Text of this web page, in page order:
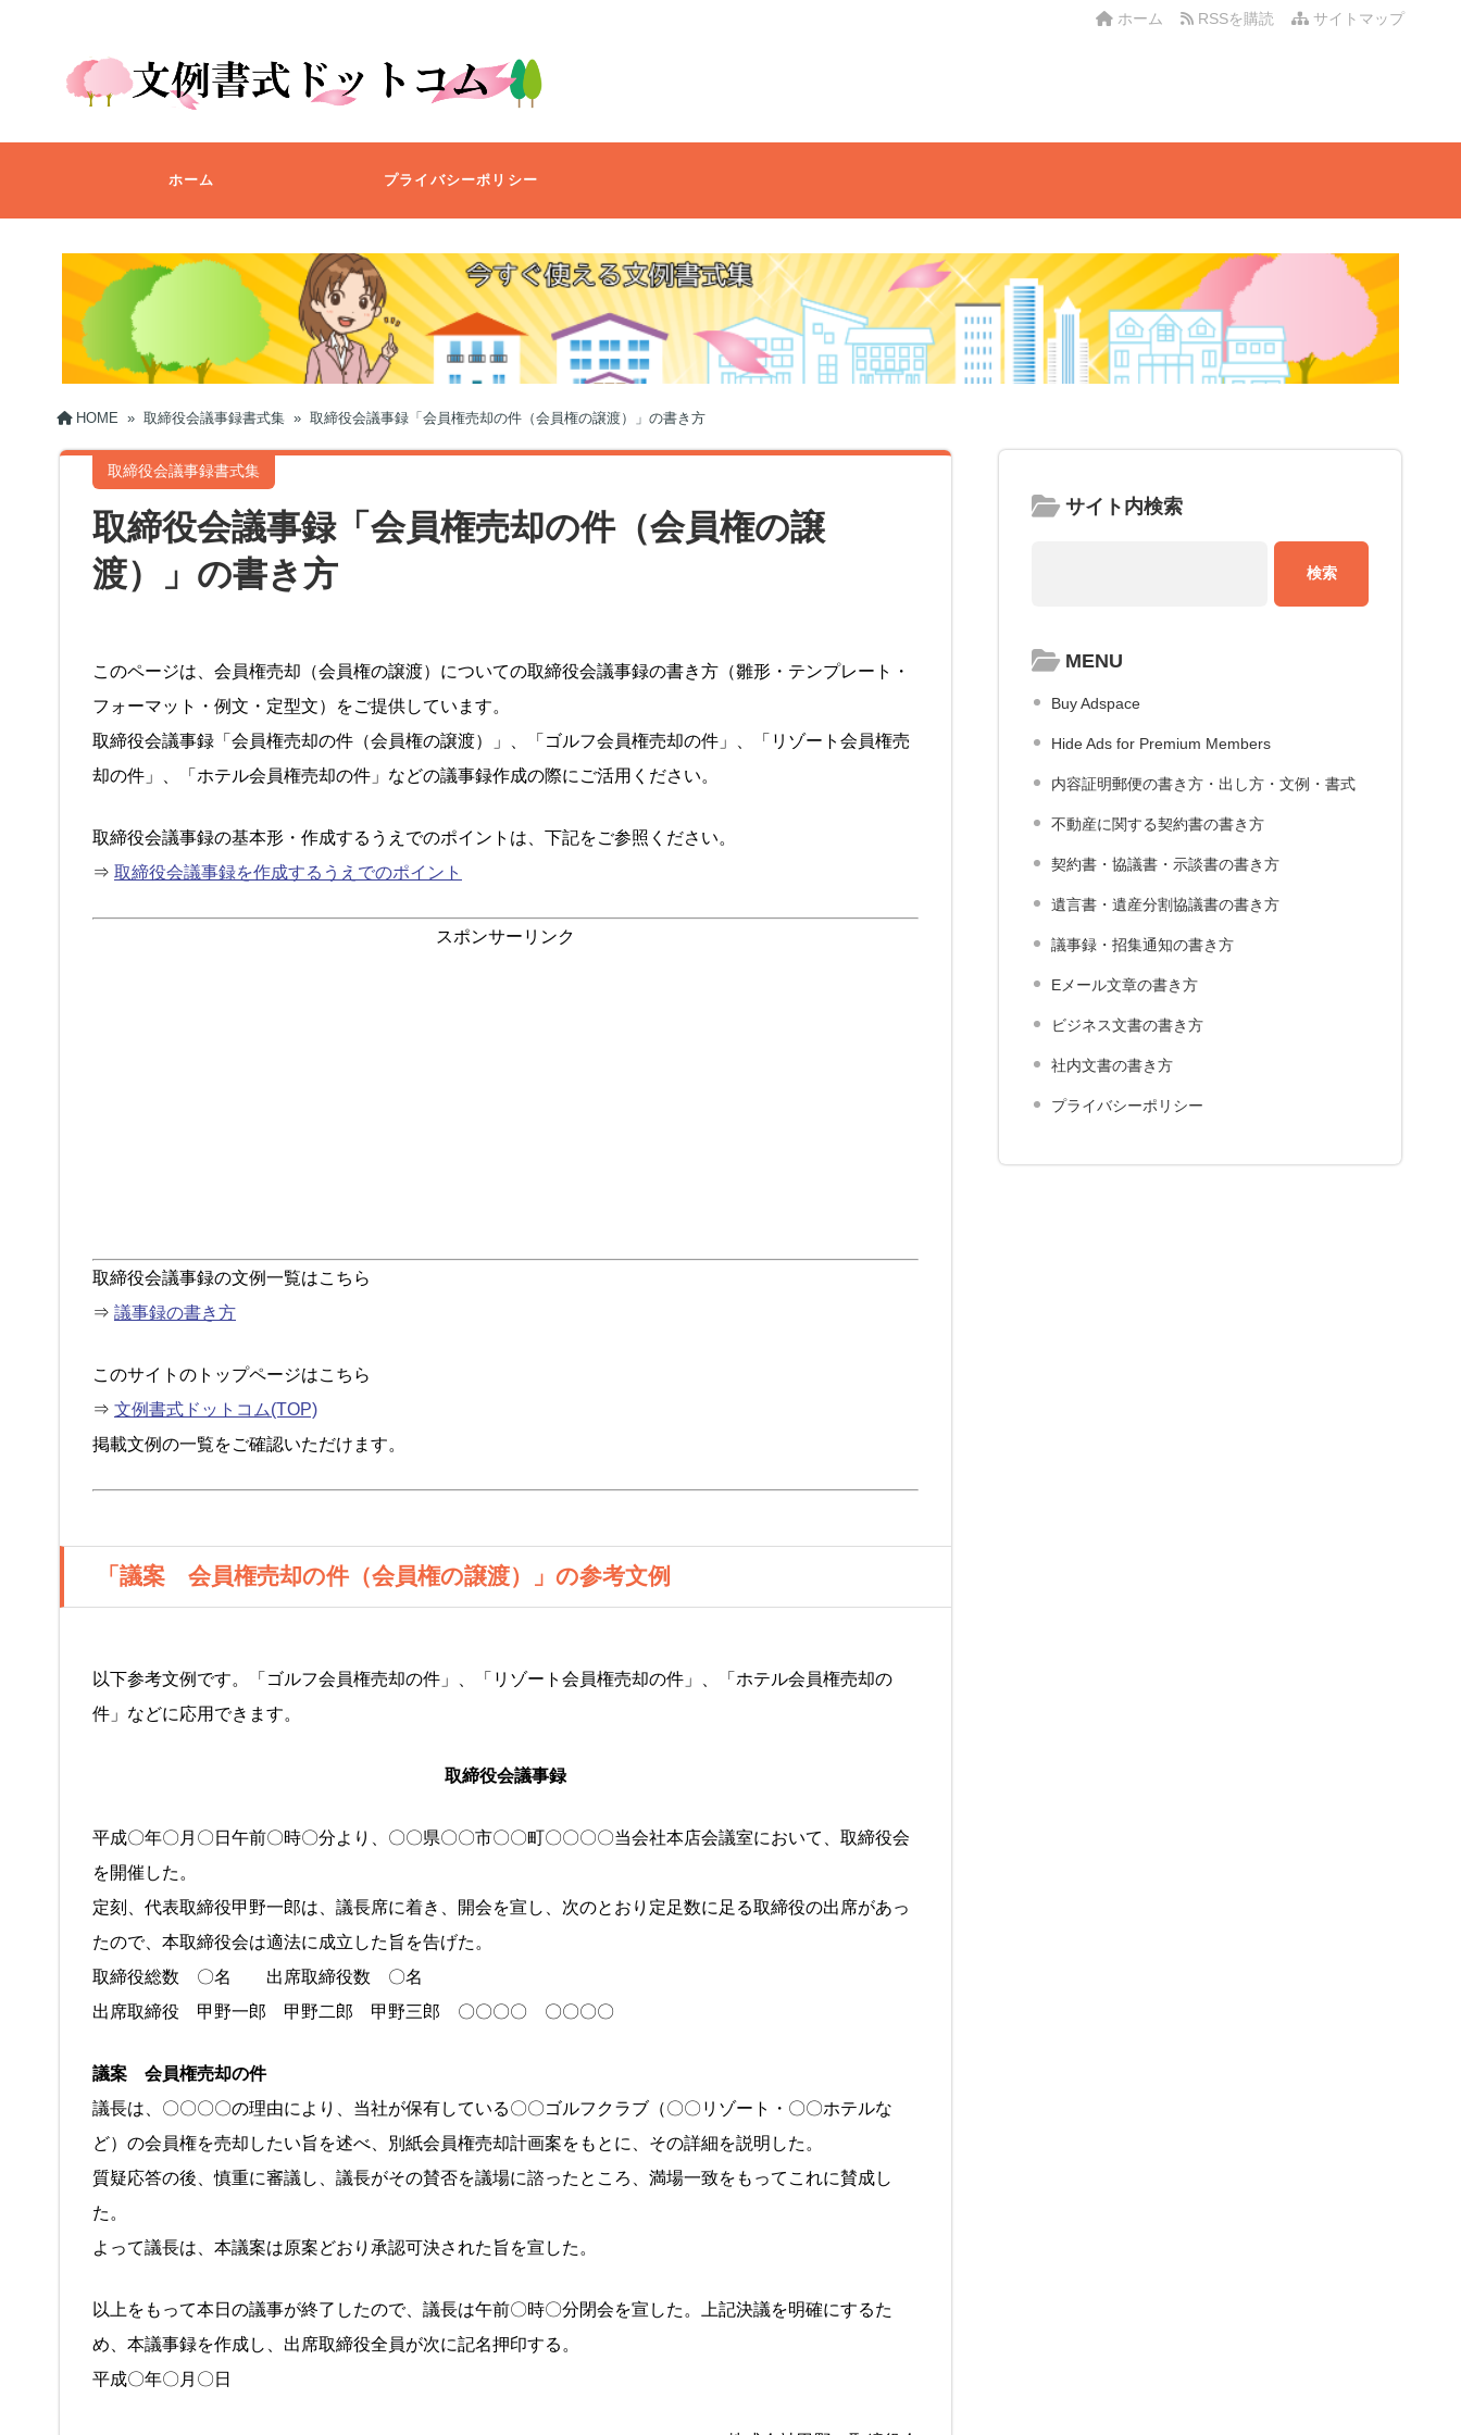
サイトマップ
RSSを購読
ホーム
ホーム プライバシーポリシー
HOME » 取締役会議事録書式集 » 取締役会議事録「会員権売却の件（会員権の譲渡）」の書き方
取締役会議事録書式集
取締役会議事録「会員権売却の件（会員権の譲
渡）」の書き方
このページは、会員権売却（会員権の譲渡）についての取締役会議事録の書き方（雛形・テンプレート・
フォーマット・例文・定型文）をご提供しています。
取締役会議事録「会員権売却の件（会員権の譲渡）」、「ゴルフ会員権売却の件」、「リゾート会員権売
却の件」、「ホテル会員権売却の件」などの議事録作成の際にご活用ください。
取締役会議事録の基本形・作成するうえでのポイントは、下記をご参照ください。
⇒ 取締役会議事録を作成するうえでのポイント
スポンサーリンク
取締役会議事録の文例一覧はこちら
⇒ 議事録の書き方
このサイトのトップページはこちら
⇒ 文例書式ドットコム(TOP)
掲載文例の一覧をご確認いただけます。
「議案 会員権売却の件（会員権の譲渡）」の参考文例
以下参考文例です。「ゴルフ会員権売却の件」、「リゾート会員権売却の件」、「ホテル会員権売却の
件」などに応用できます。
取締役会議事録
平成〇年〇月〇日午前〇時〇分より、〇〇県〇〇市〇〇町〇〇〇〇当会社本店会議室において、取締役会
を開催した。
定刻、代表取締役甲野一郎は、議長席に着き、開会を宣し、次のとおり定足数に足る取締役の出席があっ
たので、本取締役会は適法に成立した旨を告げた。
取締役総数 〇名 出席取締役数 〇名
出席取締役 甲野一郎 甲野二郎 甲野三郎 〇〇〇〇 〇〇〇〇
議案 会員権売却の件
議長は、〇〇〇〇の理由により、当社が保有している〇〇ゴルフクラブ（〇〇リゾート・〇〇ホテルな
ど）の会員権を売却したい旨を述べ、別紙会員権売却計画案をもとに、その詳細を説明した。
質疑応答の後、慎重に審議し、議長がその賛否を議場に諮ったところ、満場一致をもってこれに賛成し
た。
よって議長は、本議案は原案どおり承認可決された旨を宣した。
以上をもって本日の議事が終了したので、議長は午前〇時〇分閉会を宣した。上記決議を明確にするた
め、本議事録を作成し、出席取締役全員が次に記名押印する。
平成〇年〇月〇日
サイト内検索
MENU
Buy Adspace
Hide Ads for Premium Members
内容証明郵便の書き方・出し方・文例・書式
不動産に関する契約書の書き方
契約書・協議書・示談書の書き方
遺言書・遺産分割協議書の書き方
議事録・招集通知の書き方
Eメール文章の書き方
ビジネス文書の書き方
社内文書の書き方
プライバシーポリシー